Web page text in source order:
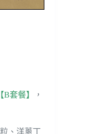
套餐】
，
、洋蔥丁